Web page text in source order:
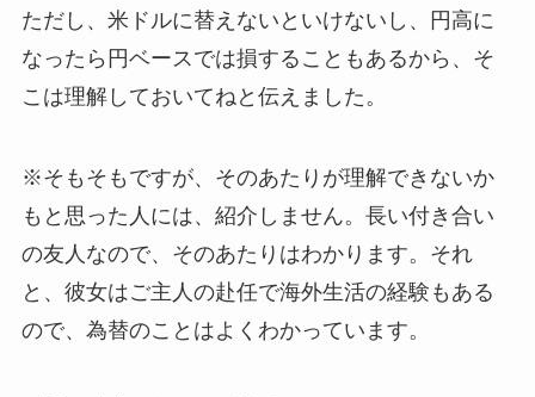
ただし、米ドルに替えないといけないし、
円高に
なったら円ベースでは損することもあるから、そ
こは理解しておいてねと伝えました。
※そもそもですが、そのあたりが理解できないか
もと思った人には、紹介しません。長い付き合い
の友人なので、そのあたりはわかります。それ
と、彼女はご主人の赴任で海外生活の経験もある
ので、為替のことはよくわかっています。